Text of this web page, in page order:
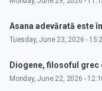
Asana adevărată este
Tuesday, June 23, 2026 -
Diogene, filosoful grec
Monday, June 22, 2026 -